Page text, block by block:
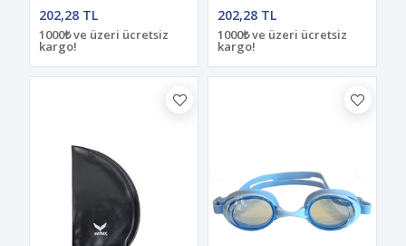
202,28 TL
1000₺ ve üzeri ücretsiz
kargo!
202,28 TL
1000₺ ve üzeri ücretsiz
kargo!